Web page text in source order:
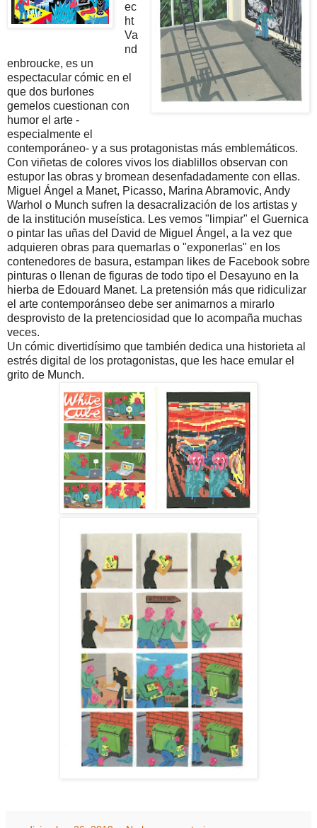
ec
ht
Va
nd
enbroucke, es un
espectacular cómic en el
que dos burlones
gemelos cuestionan con
humor el arte -
especialmente el
contemporáneo- y a sus protagonistas más emblemáticos.
Con viñetas de colores vivos los diablillos observan con
estupor las obras y bromean desenfadadamente con ellas.
Miguel Ángel a Manet, Picasso, Marina Abramovic, Andy
Warhol o Munch sufren la desacralización de los artistas y
de la institución museística. Les vemos "limpiar" el Guernica
o pintar las uñas del David de Miguel Ángel, a la vez que
adquieren obras para quemarlas o "exponerlas" en los
contenedores de basura, estampan likes de Facebook sobre
pinturas o llenan de figuras de todo tipo el Desayuno en la
hierba de Edouard Manet. La pretensión más que ridiculizar
el arte contemporánseo debe ser animarnos a mirarlo
desprovisto de la pretenciosidad que lo acompaña muchas
veces.
Un cómic divertidísimo que también dedica una historieta al
estrés digital de los protagonistas, que les hace emular el
grito de Munch.